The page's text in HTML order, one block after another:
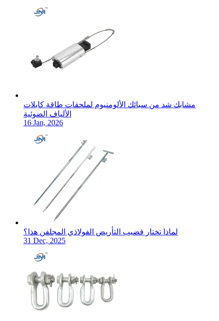
مشابك شد من سبائك الألومنيوم لملحقات طاقة كابلات
الألياف الضوئية
16 Jan, 2026
لماذا تختار قضيب التأريض الفولاذي المجلفن هذا؟
31 Dec, 2025